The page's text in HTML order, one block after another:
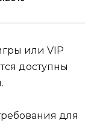
или VIP
доступны
для